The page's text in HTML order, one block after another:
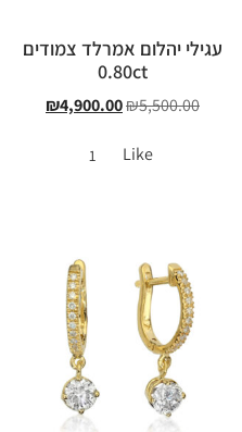
עגילי יהלום אמרלד צמודים
0.80ct
₪5,500.00
₪4,900.00
Like
1